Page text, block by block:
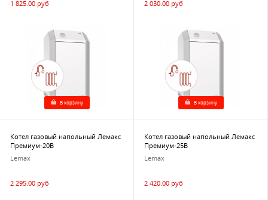
1 825.00 руб
В корзину
2 030.00 руб
В корзину
Котел газовый напольный Лемакс
Премиум-20В
Lemax
2 295.00 руб
Котел газовый напольный Лемакс
Премиум-25В
Lemax
2 420.00 руб